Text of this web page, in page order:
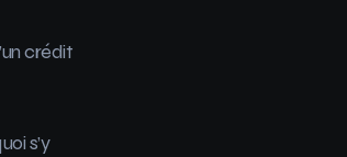
crédit
s’y